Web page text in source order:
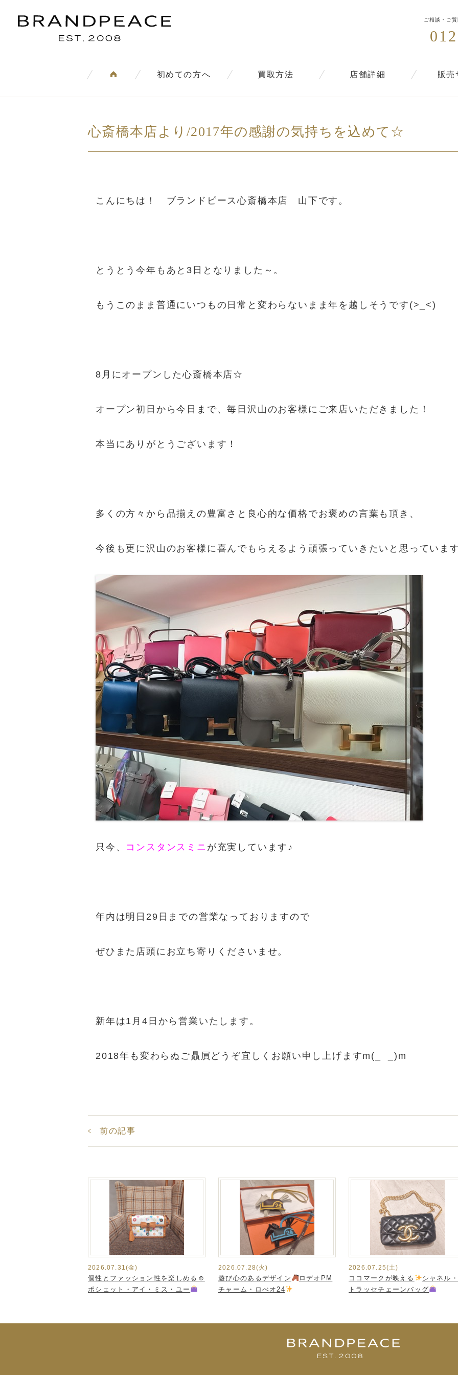
ご相談・ご
初めての方へ 買取方法 店舗詳細 販売
心斎橋本店より/2017年の感謝の気持ちを込めて☆
こんにちは！ ブランドピース心斎橋本店 山下です。
とうとう今年もあと3日となりました～。
もうこのまま普通にいつもの日常と変わらないまま年を越しそうです(>_<)
8月にオープンした心斎橋本店☆
オープン初日から今日まで、毎日沢山のお客様にご来店いただきました！
本当にありがとうございます！
多くの方々から品揃えの豊富さと良心的な価格でお褒めの言葉も頂き、
今後も更に沢山のお客様に喜んでもらえるよう頑張っていきたいと思っていま
只今、 コンスタンスミニ が充実しています♪
年内は明日29日までの営業なっておりますので
ぜひまた店頭にお立ち寄りくださいませ。
新年は1月4日から営業いたします。
2018年も変わらぬご贔屓どうぞ宜しくお願い申し上げますm(_ _)m
前の記事
2026.07.31(金)
個性とファッション性を楽しめる☺
ポシェット・アイ・ミス・ユー
2026.07.28(火)
遊び心のあるデザイン
ロデオPM
チャーム・ロべオ24
2026.07.25(土)
ココマークが映える
シャネル
トラッセチェーンバッグ